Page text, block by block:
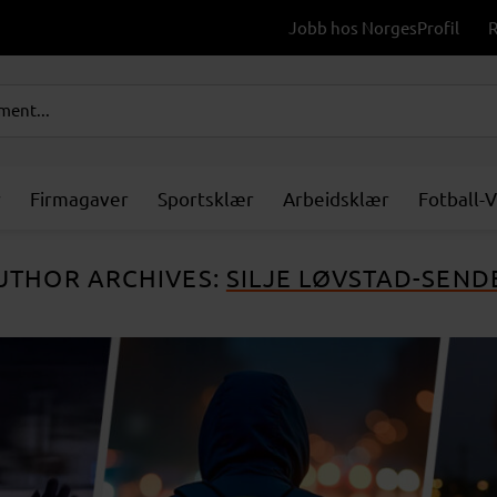
Jobb hos NorgesProfil
Firmagaver Sportsklær Arbeidsklær Fotball-
ARCHIVES: SILJE LØVSTAD-